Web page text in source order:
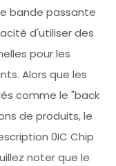
bande passante
d'utiliser des
pour les
Alors que les
comme le "back
de produits, le
0IC Chip
noter que le